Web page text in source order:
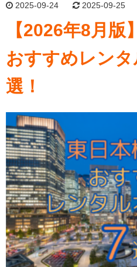
2025-09-24 2025-09-25
【2026年8月版
おすすめレン
選！